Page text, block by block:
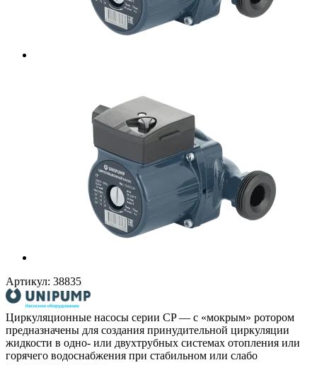
Артикул: 38835
Циркуляционные насосы серии CP — с «мокрым» ротором
предназначены для создания принудительной циркуляции
жидкости в одно- или двухтрубных системах отопления или
горячего водоснабжения при стабильном или слабо